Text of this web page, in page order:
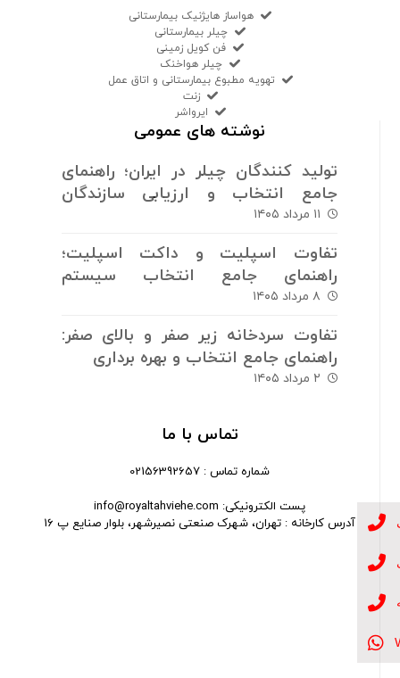
هواساز هایژنیک بیمارستانی
چیلر بیمارستانی
فن کویل زمینی
چیلر هواخنک
تهویه مطبوع بیمارستانی و اتاق عمل
زنت
ایرواشر
نوشته های عمومی
تولید کنندگان چیلر در ایران؛ راهنمای
جامع انتخاب و ارزیابی سازندگان
سیستم های برودتی
۱۱ مرداد ۱۴۰۵
تفاوت اسپلیت و داکت اسپلیت؛
راهنمای جامع انتخاب سیستم
سرمایش و گرمایش
۸ مرداد ۱۴۰۵
تفاوت سردخانه زیر صفر و بالای صفر:
راهنمای جامع انتخاب و بهره برداری
۲ مرداد ۱۴۰۵
تماس با ما
شماره تماس : 02156392657
پست الکترونیکی: info@royaltahviehe.com
آدرس کارخانه : تهران، شهرک صنعتی نصیرشهر، بلوار صنایع پ 16